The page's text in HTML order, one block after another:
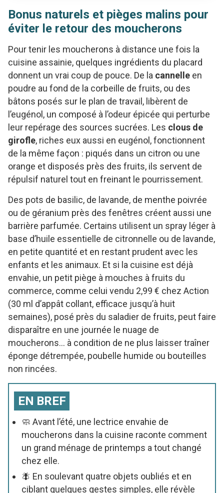
Bonus naturels et pièges malins pour
éviter le retour des moucherons
Pour tenir les moucherons à distance une fois la
cuisine assainie, quelques ingrédients du placard
donnent un vrai coup de pouce. De la cannelle en
poudre au fond de la corbeille de fruits, ou des
bâtons posés sur le plan de travail, libèrent de
l’eugénol, un composé à l’odeur épicée qui perturbe
leur repérage des sources sucrées. Les clous de
girofle, riches eux aussi en eugénol, fonctionnent
de la même façon : piqués dans un citron ou une
orange et disposés près des fruits, ils servent de
répulsif naturel tout en freinant le pourrissement.
Des pots de basilic, de lavande, de menthe poivrée
ou de géranium près des fenêtres créent aussi une
barrière parfumée. Certains utilisent un spray léger à
base d’huile essentielle de citronnelle ou de lavande,
en petite quantité et en restant prudent avec les
enfants et les animaux. Et si la cuisine est déjà
envahie, un petit piège à mouches à fruits du
commerce, comme celui vendu 2,99 € chez Action
(30 ml d’appât collant, efficace jusqu’à huit
semaines), posé près du saladier de fruits, peut faire
disparaître en une journée le nuage de
moucherons… à condition de ne plus laisser traîner
éponge détrempée, poubelle humide ou bouteilles
non rincées.
EN BREF
🧼 Avant l’été, une lectrice envahie de
moucherons dans la cuisine raconte comment
un grand ménage de printemps a tout changé
chez elle.
🪰 En soulevant quatre objets oubliés et en
ciblant quelques gestes simples, elle révèle